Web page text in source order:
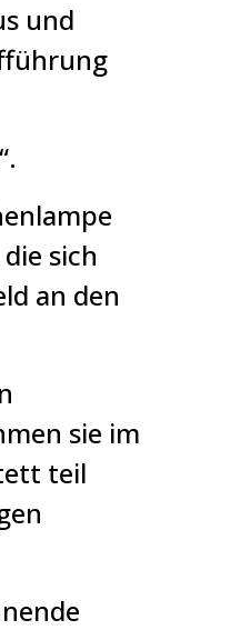
und
sich
an den
sie im
teil